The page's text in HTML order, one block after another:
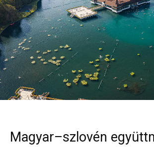
Magyar–szlovén